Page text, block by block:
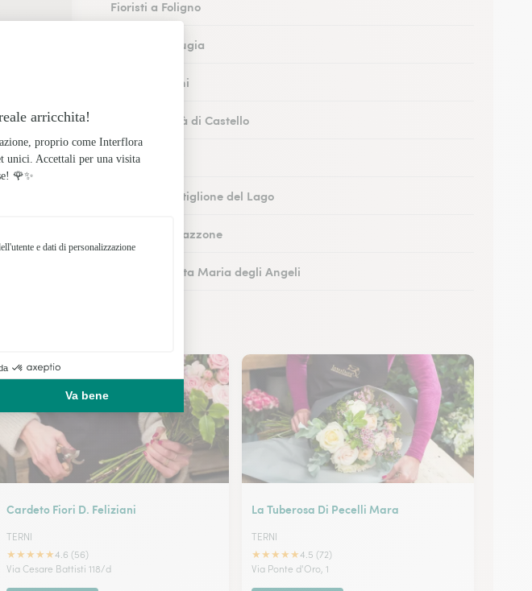
Fioristi a Foligno
Fioristi a Perugia
Fioristi a Terni
Fioristi a Città di Castello
Fioristi a Todi
Fioristi a Castiglione del Lago
Fioristi a Collazzone
Fioristi a Santa Maria degli Angeli
Cardeto Fiori D. Feliziani
TERNI
★★★★★4.6 (56)
Via Cesare Battisti 118/d
La Tuberosa Di Pecelli Mara
TERNI
★★★★★4.5 (72)
Via Ponte d'Oro, 1